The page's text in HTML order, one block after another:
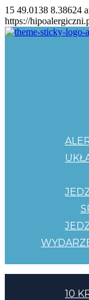
15 49.0138 8.38624
https://
10